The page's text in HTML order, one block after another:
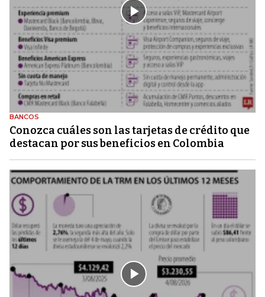
BANCOS
Conozca cuáles son las tarjetas de crédito que
destacan por sus beneficios en Colombia